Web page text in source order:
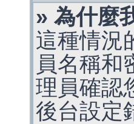
» 為什麼
這種情況
員名稱和
理員確認
後台設定